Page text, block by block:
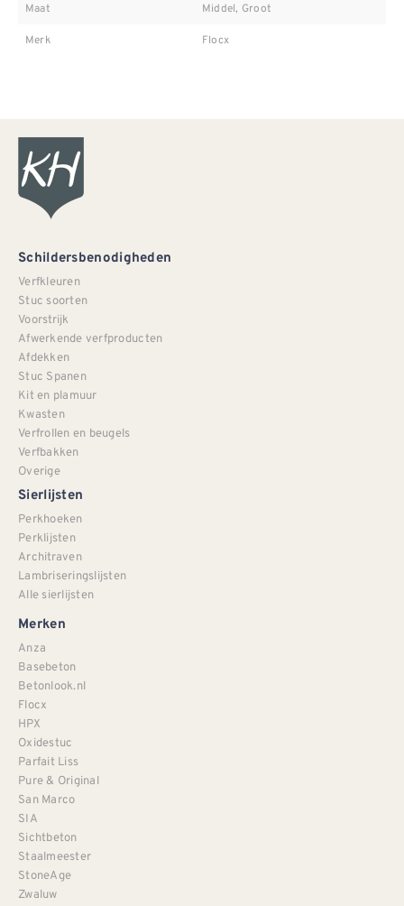
Maat Middel, Groot
Merk Flocx
Schildersbenodigheden
Verfkleuren
Stuc soorten
Voorstrijk
Afwerkende verfproducten
Afdekken
Stuc Spanen
Kit en plamuur
Kwasten
Verfrollen en beugels
Verfbakken
Overige
Sierlijsten
Perkhoeken
Perklijsten
Architraven
Lambriseringslijsten
Alle sierlijsten
Merken
Anza
Basebeton
Betonlook.nl
Flocx
HPX
Oxidestuc
Parfait Liss
Pure & Original
San Marco
SIA
Sichtbeton
Staalmeester
StoneAge
Zwaluw